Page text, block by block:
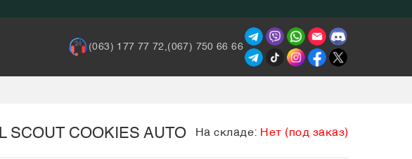
(063) 177 77 72, (067) 750 66 66
SCOUT COOKIES AUTO На складе: Нет (под заказ)